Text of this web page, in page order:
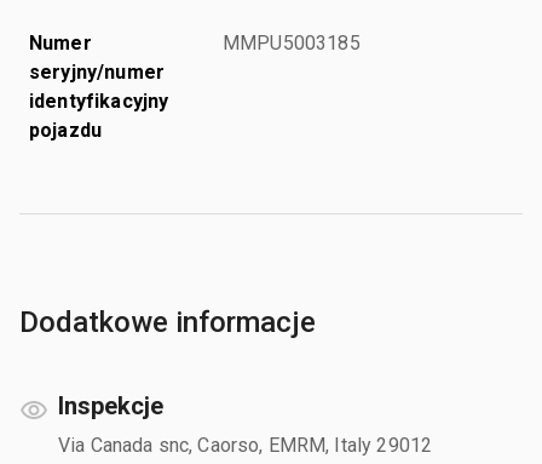
Numer
seryjny/numer
identyfikacyjny
pojazdu
MMPU5003185
Dodatkowe informacje
Inspekcje
Via Canada snc, Caorso, EMRM, Italy 29012